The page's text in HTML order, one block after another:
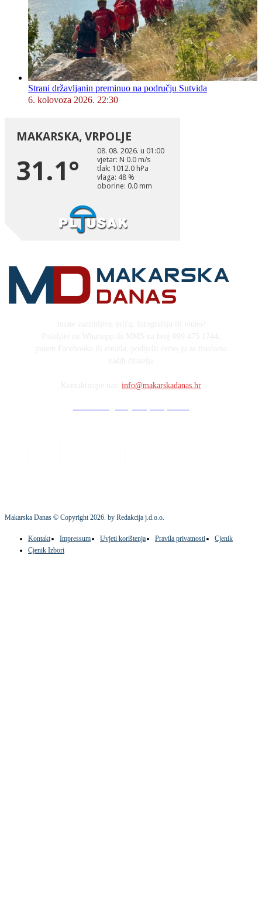
Strani državljanin preminuo na području Sutvida
6. kolovoza 2026. 22:30
info@makarskadanas.hr
Makarska Danas © Copyright2026. by Redakcija j.d.o.o.
Kontakt Impressum Uvjeti korištenja Pravila privatnosti
Cjenik
Cjenik Izbori